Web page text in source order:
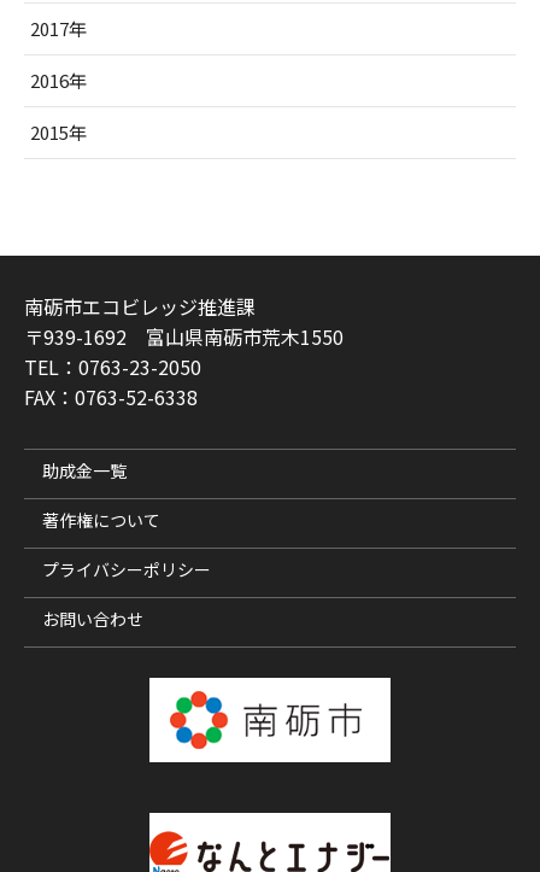
2017年
2016年
2015年
南砺市エコビレッジ推進課
〒939-1692 富山県南砺市荒木1550
TEL：0763-23-2050
FAX：0763-52-6338
助成金一覧
著作権について
プライバシーポリシー
お問い合わせ